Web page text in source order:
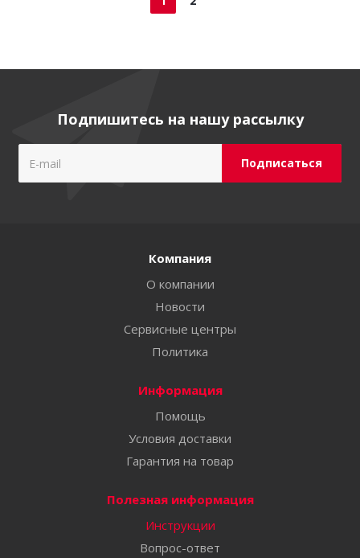
Подпишитесь на нашу рассылку
Компания
О компании
Новости
Сервисные центры
Политика
Информация
Помощь
Условия доставки
Гарантия на товар
Полезная информация
Инструкции
Вопрос-ответ